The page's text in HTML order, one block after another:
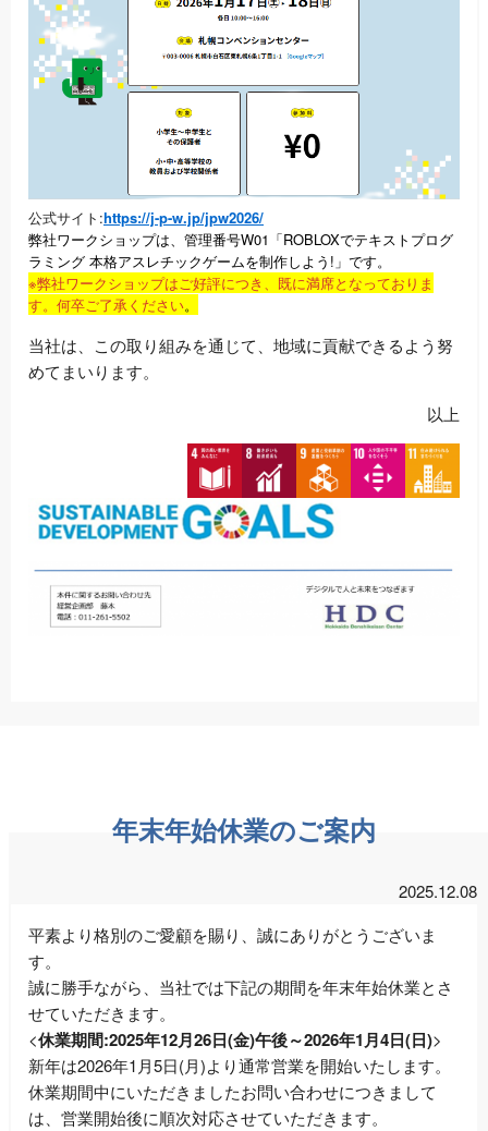
公式サイト:https://j-p-w.jp/jpw2026/
弊社ワークショップは、管理番号W01「ROBLOXでテキストプログ
ラミング 本格アスレチックゲームを制作しよう!」です。
※弊社ワークショップはご好評につき、既に満席となっておりま
す。何卒ご了承ください。
当社は、この取り組みを通じて、地域に貢献できるよう努
めてまいります。
以上
年末年始休業のご案内
2025.12.08
平素より格別のご愛顧を賜り、誠にありがとうございま
す。
誠に勝手ながら、当社では下記の期間を年末年始休業とさ
せていただきます。
<休業期間:2025年12月26日(金)午後～2026年1月4日(日)>
新年は2026年1月5日(月)より通常営業を開始いたします。
休業期間中にいただきましたお問い合わせにつきまして
は、営業開始後に順次対応させていただきます。